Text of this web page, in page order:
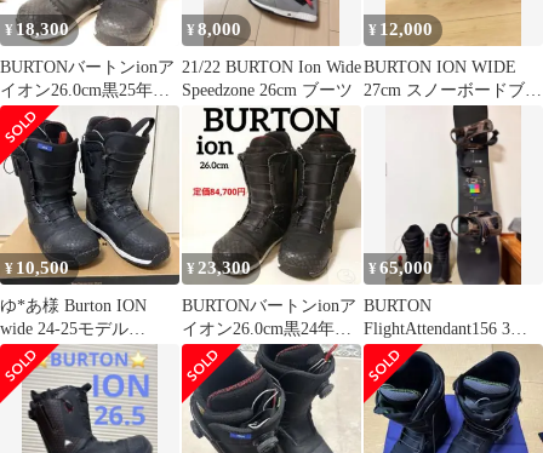
¥18,300
BURTONバートンionア
イオン26.0cm黒25年モ
デルスノーボード②
¥8,000
21/22 BURTON Ion Wide
Speedzone 26cm ブーツ
¥ 12,000
BURTON ION WIDE
27cm スノーボードブー
¥ 10,500
ゆ*あ様 Burton ION
wide 24-25モデル
26.5cm
¥23,300
BURTONバートンionア
イオン26.0cm黒24年モ
デルスノーボード③
¥65,000
BURTON
FlightAttendant156 3点
セット＋ボードケース